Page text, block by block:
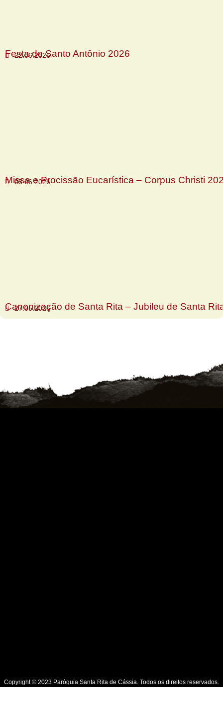
Festa de Santo Antônio 2026
22.06.2026
Missa e Procissão Eucarística – Corpus Christi
05.06.2026
Canonização de Santa Rita – Jubileu de Santa
27.05.2026
Copyright © 2023 Paróquia Santa Rita de Cássia. Todos os direitos reservados.